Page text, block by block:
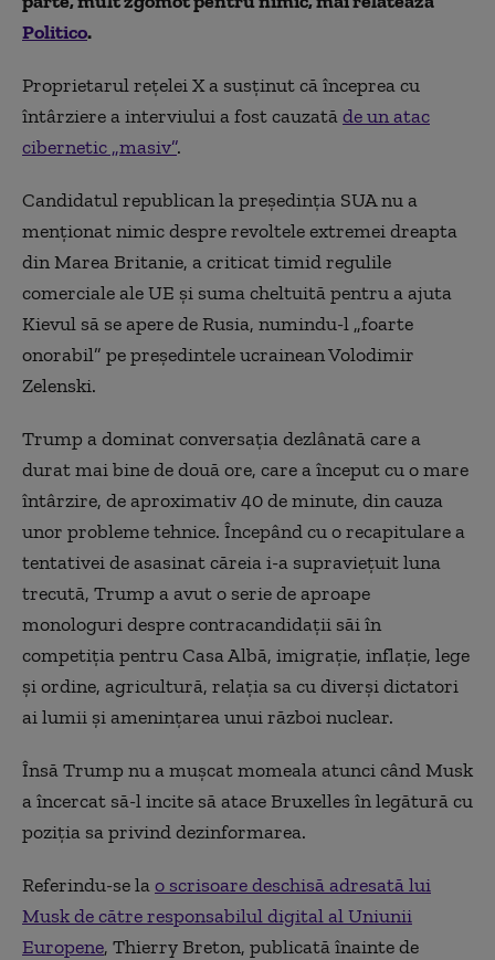
Politico.
Proprietarul reţelei X a susținut că începrea cu
întârziere a interviului a fost cauzatăde un atac
cibernetic „masiv”.
Candidatul republican la președinția SUA nu a
menționat nimic despre revoltele extremei dreapta
din Marea Britanie, a criticat timid regulile
comerciale ale UE și suma cheltuită pentru a ajuta
Kievul să se apere de Rusia, numindu-l „foarte
onorabil” pe președintele ucrainean Volodimir
Zelenski.
Trump a dominat conversația dezlânată care a
durat mai bine de două ore, care a început cu o mare
întârzire, de aproximativ 40 de minute, din cauza
unor probleme tehnice. Începând cu o recapitulare a
tentativei de asasinat căreia i-a supraviețuit luna
trecută, Trump a avut o serie de aproape
monologuri despre contracandidații săi în
competiția pentru Casa Albă, imigrație, inflație, lege
și ordine, agricultură, relația sa cu diverși dictatori
ai lumii și amenințarea unui război nuclear.
Însă Trump nu a mușcat momeala atunci când Musk
a încercat să-l incite să atace Bruxelles în legătură cu
poziția sa privind dezinformarea.
Referindu-se lao scrisoare deschisă adresată lui
Musk de către responsabilul digital al Uniunii
Europene, Thierry Breton, publicată înainte de